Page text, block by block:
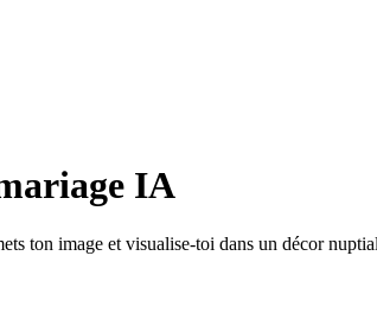
IA
ton image et visualise-toi dans un décor